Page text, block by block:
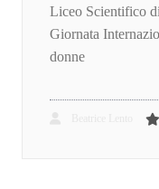
Liceo Scientifico
Giornata
donne